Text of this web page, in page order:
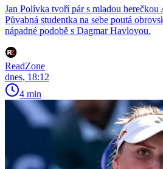
Jan Polívka tvoří pár s mladou
Půvabná studentka na sebe poutá
nápadné podobě s Dagmar Havlovou.
ReadZone
dnes, 18:12
4 min